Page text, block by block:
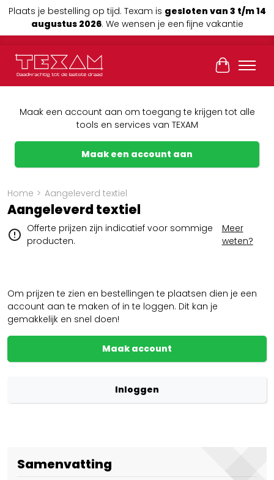
Plaats je bestelling op tijd. Texam is gesloten van 3 t/m 14
augustus 2026. We wensen je een fijne vakantie
Maak een account aan om toegang te krijgen tot alle
tools en services van TEXAM
Maak een account aan
Home > Aangeleverd textiel
Aangeleverd textiel
Offerte prijzen zijn indicatief voor sommige
producten.
Meer
weten?
Om prijzen te zien en bestellingen te plaatsen dien je een
account aan te maken of in te loggen. Dit kan je
gemakkelijk en snel doen!
Maak account
Inloggen
Samenvatting